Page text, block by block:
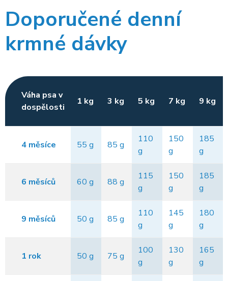
Doporučené denní
krmné dávky
Váha psa v
dospělosti
1 kg 3 kg 5 kg 7 kg 9 kg
4 měsíce 55 g 85 g
110
g
150
g
185
g
6 měsíců 60 g 88 g
115
g
150
g
185
g
9 měsíců 50 g 85 g
110
g
145
g
180
g
1 rok 50 g 75 g
100
g
130
g
165
g